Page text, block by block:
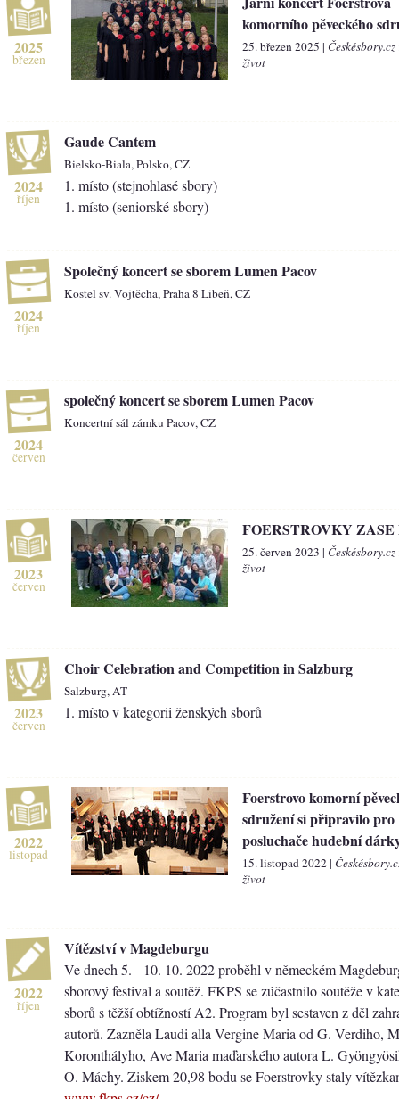
2025
březen
komorního pěveckého
25. březen 2025 |
život
2024
říjen
Gaude Cantem
Bielsko-Biala, Polsko, CZ
1. místo (stejnohlasé sbory)
1. místo (seniorské sbory)
2024
říjen
Společný koncert se sborem Lumen Pacov
Kostel sv. Vojtěcha, Praha 8 Libeň, CZ
2024
červen
společný koncert se sborem Lumen Pacov
Koncertní sál zámku Pacov, CZ
2023
červen
FOERSTROVKY
25. červen 2023 |
život
2023
červen
Choir Celebration and Competition in Salzburg
Salzburg, AT
1. místo v kategorii ženských sborů
2022
listopad
Foerstrovo komorní
sdružení si připravilo pro
posluchače hudební
15. listopad 2022 |
život
2022
říjen
Vítězství v Magdeburgu
Ve dnech 5. - 10. 10. 2022 proběhl v německém
sborový festival a soutěž. FKPS se zúčastnilo soutěže v
sborů s těžší obtížností A2. Program byl sestaven z děl
autorů. Zazněla Laudi alla Vergine Maria od G. Verdiho,
Koronthályho, Ave Maria maďarského autora L.
O. Máchy. Ziskem 20,98 bodu se Foerstrovky staly